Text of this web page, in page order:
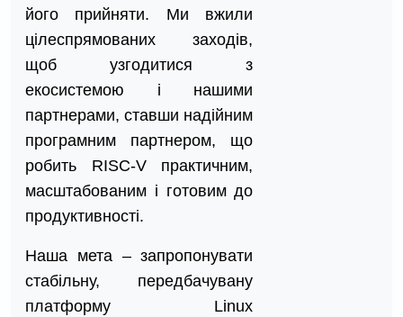
його прийняти. Ми вжили
цілеспрямованих заходів,
щоб узгодитися з
екосистемою і нашими
партнерами, ставши надійним
програмним партнером, що
робить RISC-V практичним,
масштабованим і готовим до
продуктивності.
Наша мета – запропонувати
стабільну, передбачувану
платформу Linux